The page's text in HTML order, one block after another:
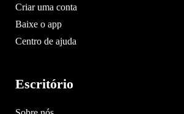
Criar uma conta
Baixe o app
Centro de ajuda
Escritório